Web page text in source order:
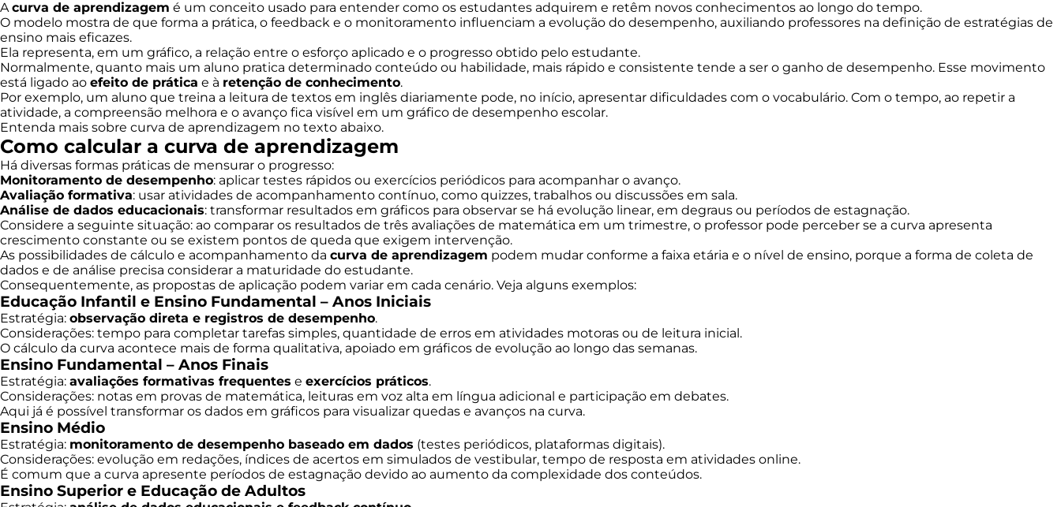
Acurva de aprendizagem é um conceito usado para entender como os estudantes adquirem e retêm novos conhecimentos ao longo do tempo.
O modelo mostra de que forma a prática, o feedback e o monitoramento influenciam a evolução do desempenho, auxiliando professores na definição de estratégias de
ensino mais eficazes.
Ela representa, em um gráfico, a relação entre o esforço aplicado e o progresso obtido pelo estudante.
Normalmente, quanto mais um aluno pratica determinado conteúdo ou habilidade, mais rápido e consistente tende a ser o ganho de desempenho. Esse movimento
está ligado ao efeito de prática e à retenção de conhecimento.
Por exemplo, um aluno que treina a leitura de textos em inglês diariamente pode, no início, apresentar dificuldades com o vocabulário. Com o tempo, ao repetir a
atividade, a compreensão melhora e o avanço fica visível em um gráfico de desempenho escolar.
Entenda mais sobre curva de aprendizagem no texto abaixo.
Como calcular a curva de aprendizagem
Há diversas formas práticas de mensurar o progresso:
Monitoramento de desempenho: aplicar testes rápidos ou exercícios periódicos para acompanhar o avanço.
Avaliação formativa: usar atividades de acompanhamento contínuo, como quizzes, trabalhos ou discussões em sala.
Análise de dados educacionais: transformar resultados em gráficos para observar se há evolução linear, em degraus ou períodos de estagnação.
Considere a seguinte situação: ao comparar os resultados de três avaliações de matemática em um trimestre, o professor pode perceber se a curva apresenta
crescimento constante ou se existem pontos de queda que exigem intervenção.
As possibilidades de cálculo e acompanhamento da curva de aprendizagem podem mudar conforme a faixa etária e o nível de ensino, porque a forma de coleta de
dados e de análise precisa considerar a maturidade do estudante.
Consequentemente, as propostas de aplicação podem variar em cada cenário. Veja alguns exemplos:
Educação Infantil e Ensino Fundamental – Anos Iniciais
Estratégia: observação direta e registros de desempenho.
Considerações: tempo para completar tarefas simples, quantidade de erros em atividades motoras ou de leitura inicial.
O cálculo da curva acontece mais de forma qualitativa, apoiado em gráficos de evolução ao longo das semanas.
Ensino Fundamental – Anos Finais
Estratégia: avaliações formativas frequentes e exercícios práticos.
Considerações: notas em provas de matemática, leituras em voz alta em língua adicional e participação em debates.
Aqui já é possível transformar os dados em gráficos para visualizar quedas e avanços na curva.
Ensino Médio
Estratégia: monitoramento de desempenho baseado em dados (testes periódicos, plataformas digitais).
Considerações: evolução em redações, índices de acertos em simulados de vestibular, tempo de resposta em atividades online.
É comum que a curva apresente períodos de estagnação devido ao aumento da complexidade dos conteúdos.
Ensino Superior e Educação de Adultos